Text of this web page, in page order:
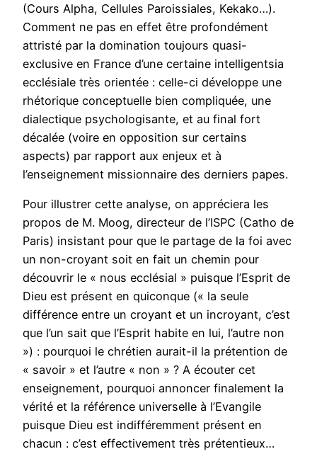
(Cours Alpha, Cellules Paroissiales, Kekako…).
Comment ne pas en effet être profondément
attristé par la domination toujours quasi-
exclusive en France d’une certaine intelligentsia
ecclésiale très orientée : celle-ci développe une
rhétorique conceptuelle bien compliquée, une
dialectique psychologisante, et au final fort
décalée (voire en opposition sur certains
aspects) par rapport aux enjeux et à
l’enseignement missionnaire des derniers papes.
Pour illustrer cette analyse, on appréciera les
propos de M. Moog, directeur de l’ISPC (Catho de
Paris) insistant pour que le partage de la foi avec
un non-croyant soit en fait un chemin pour
découvrir le « nous ecclésial » puisque l’Esprit de
Dieu est présent en quiconque (« la seule
différence entre un croyant et un incroyant, c’est
que l’un sait que l’Esprit habite en lui, l’autre non
») : pourquoi le chrétien aurait-il la prétention de
« savoir » et l’autre « non » ? A écouter cet
enseignement, pourquoi annoncer finalement la
vérité et la référence universelle à l’Evangile
puisque Dieu est indifféremment présent en
chacun : c’est effectivement très prétentieux…